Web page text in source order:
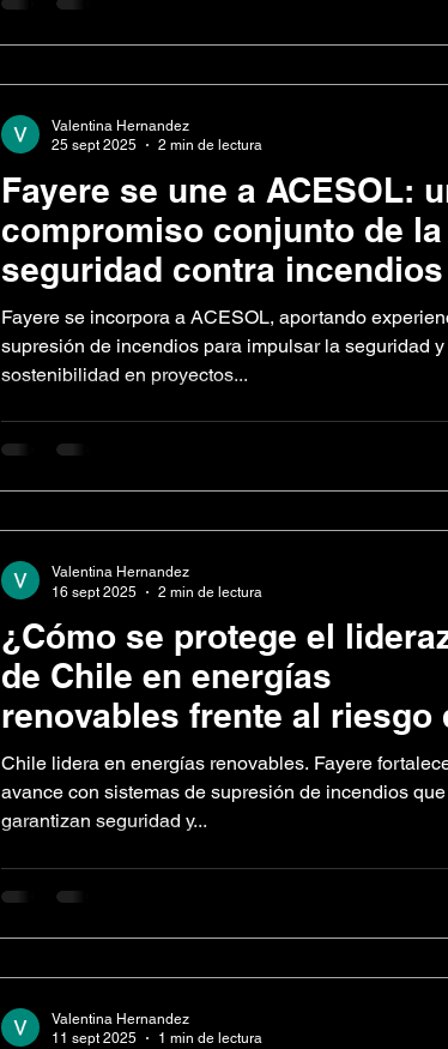
Fayere se une a ACESOL:
compromiso conjunto de la
seguridad contra
la energía renovable
Fayere se incorpora a ACESOL, aportando
supresión de incendios para impulsar la seguridad y
sostenibilidad en proyectos...
Valentina Hernandez
25 sept 2025
2 min de lectura
¿Cómo se protege el
de Chile en energías
renovables frente al riesgo
incendios?
Chile lidera en energías renovables. Fayere
avance con sistemas de supresión de incendios que
garantizan seguridad y...
Valentina Hernandez
16 sept 2025
2 min de lectura
Valentina Hernandez
11 sept 2025
1 min de lectura